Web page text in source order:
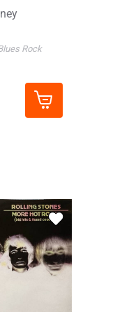
Rock